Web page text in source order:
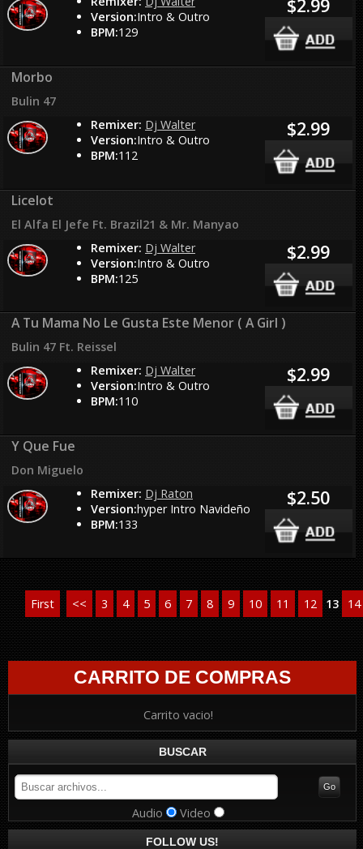
Version:Intro & Outro
BPM:129
$2.99
Morbo
Bulin 47
Remixer: Dj Walter
Version:Intro & Outro
BPM:112
$2.99
Licelot
El Alfa El Jefe Ft. Brazil21 & Mr. Manyao
Remixer: Dj Walter
Version:Intro & Outro
BPM:125
$2.99
A Tu Mama No Le Gusta Este Menor ( A Girl )
Bulin 47 Ft. Reissel
Remixer: Dj Walter
Version:Intro & Outro
BPM:110
$2.99
Y Que Fue
Don Miguelo
Remixer: Dj Raton
Version:hyper Intro Navideño
BPM:133
$2.50
First << 3 4 5 6 7 8 9 10 11 12 13 14
CARRITO DE COMPRAS
Carrito vacio!
BUSCAR
Audio Video
FOLLOW US!